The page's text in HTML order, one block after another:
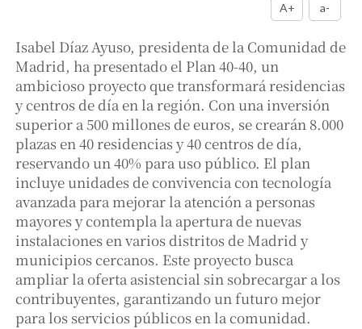
A+ a-
Isabel Díaz Ayuso, presidenta de la Comunidad de
Madrid, ha presentado el Plan 40-40, un
ambicioso proyecto que transformará residencias
y centros de día en la región. Con una inversión
superior a 500 millones de euros, se crearán 8.000
plazas en 40 residencias y 40 centros de día,
reservando un 40% para uso público. El plan
incluye unidades de convivencia con tecnología
avanzada para mejorar la atención a personas
mayores y contempla la apertura de nuevas
instalaciones en varios distritos de Madrid y
municipios cercanos. Este proyecto busca
ampliar la oferta asistencial sin sobrecargar a los
contribuyentes, garantizando un futuro mejor
para los servicios públicos en la comunidad.